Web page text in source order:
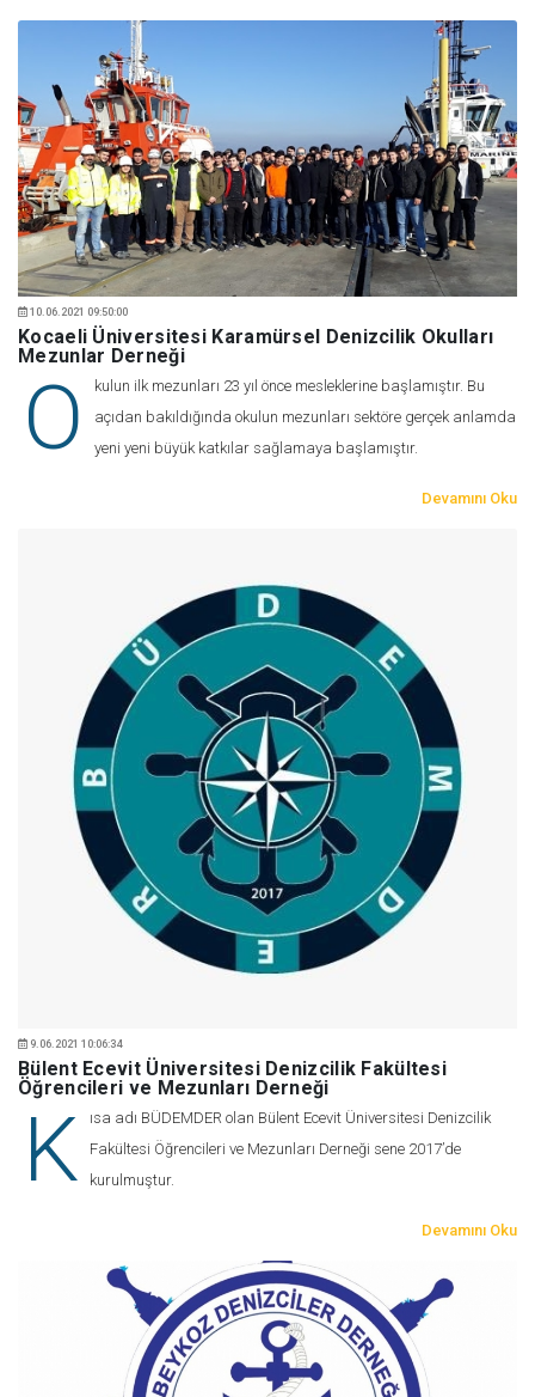
10.06.2021 09:50:00
Kocaeli Üniversitesi Karamürsel Denizcilik Okulları
Mezunlar Derneği
O
kulun ilk mezunları 23 yıl önce mesleklerine başlamıştır. Bu
açıdan bakıldığında okulun mezunları sektöre gerçek anlamda
yeni yeni büyük katkılar sağlamaya başlamıştır.
Devamını Oku
9.06.2021 10:06:34
Bülent Ecevit Üniversitesi Denizcilik Fakültesi
Öğrencileri ve Mezunları Derneği
K
ısa adı BÜDEMDER olan Bülent Ecevit Üniversitesi Denizcilik
Fakültesi Öğrencileri ve Mezunları Derneği sene 2017’de
kurulmuştur.
Devamını Oku